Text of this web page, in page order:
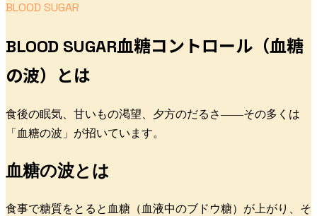
BLOOD SUGAR
BLOOD SUGAR血糖コントロール（血糖
の波）とは
食後の眠気、甘いもの渇望、夕方のだるさ——その多くは
「血糖の波」が招いています。
血糖の波とは
食事で糖質をとると血糖（血液中のブドウ糖）が上がり、そ